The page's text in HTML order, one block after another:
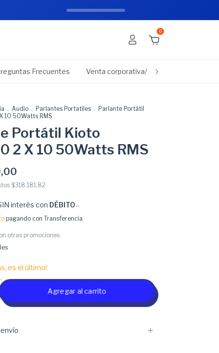
0
Frecuentes Venta corporativa/empresas
. Audio . Parlantes Portatiles . Parlante Portátil
10 50Watts RMS
Portátil Kioto
2 X 10 50Watts RMS
$318.181,82
interés con DÉBITO
pagando con Transferencia
otras promociones
es el último!